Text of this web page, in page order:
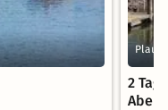
Plau
2